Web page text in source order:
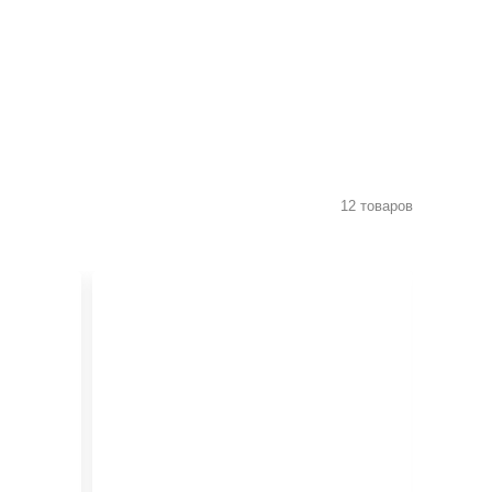
12 товаров